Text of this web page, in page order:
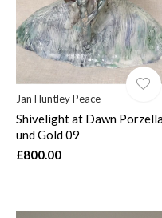
Jan Huntley Peace
Shivelight at Dawn
und Gold 09
£800.00